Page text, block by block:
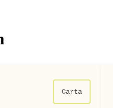
Carta